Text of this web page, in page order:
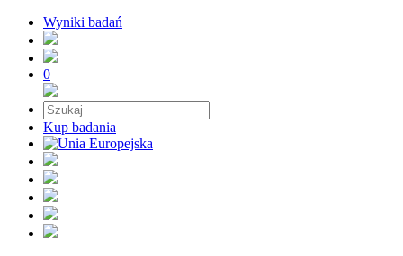
Wyniki badań
0
Kup badania